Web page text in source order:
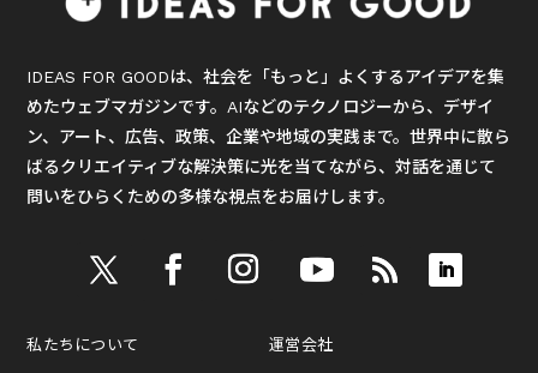
IDEAS FOR GOODは、社会を「もっと」よくするアイデアを集
めたウェブマガジンです。AIなどのテクノロジーから、デザイ
ン、アート、広告、政策、企業や地域の実践まで。世界中に散ら
ばるクリエイティブな解決策に光を当てながら、対話を通じて
問いをひらくための多様な視点をお届けします。
私たちについて 運営会社